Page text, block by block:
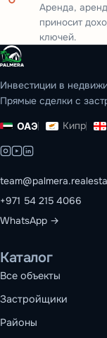
Аренда,
приносит
ключей.
Инвестиции в
Прямые сделки с
ОАЭ Кипр
+971 54 215 4066
WhatsApp →
Каталог
Все объекты
Застройщики
Районы